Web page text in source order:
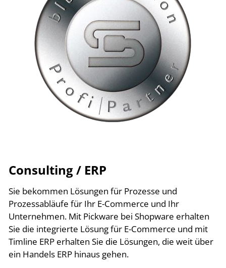
Consulting / ERP
Sie bekommen Lösungen für Prozesse und
Prozessabläufe für Ihr E-Commerce und Ihr
Unternehmen. Mit Pickware bei Shopware erhalten
Sie die integrierte Lösung für E-Commerce und mit
Timline ERP erhalten Sie die Lösungen, die weit über
ein Handels ERP hinaus gehen.